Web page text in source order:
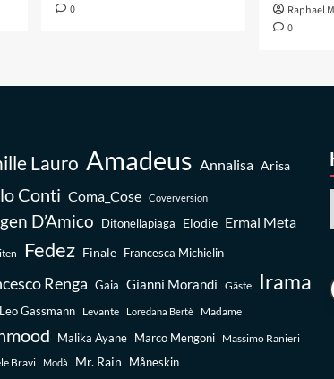
0 Raphael
0
Lauro Amadeus Annalisa Arisa
Conti Coma_Cose Coverversion
D’Amico Ditonellapiaga Elodie Ermal Meta
Fedez Finale Francesca Michielin
Renga Gaia Gianni Morandi Gäste Irama
Leo Gassmann Levante Loredana Bertè Madame
Malika Ayane Marco Mengoni
Massimo Ranieri
Bravi
Modà Mr. Rain Måneskin